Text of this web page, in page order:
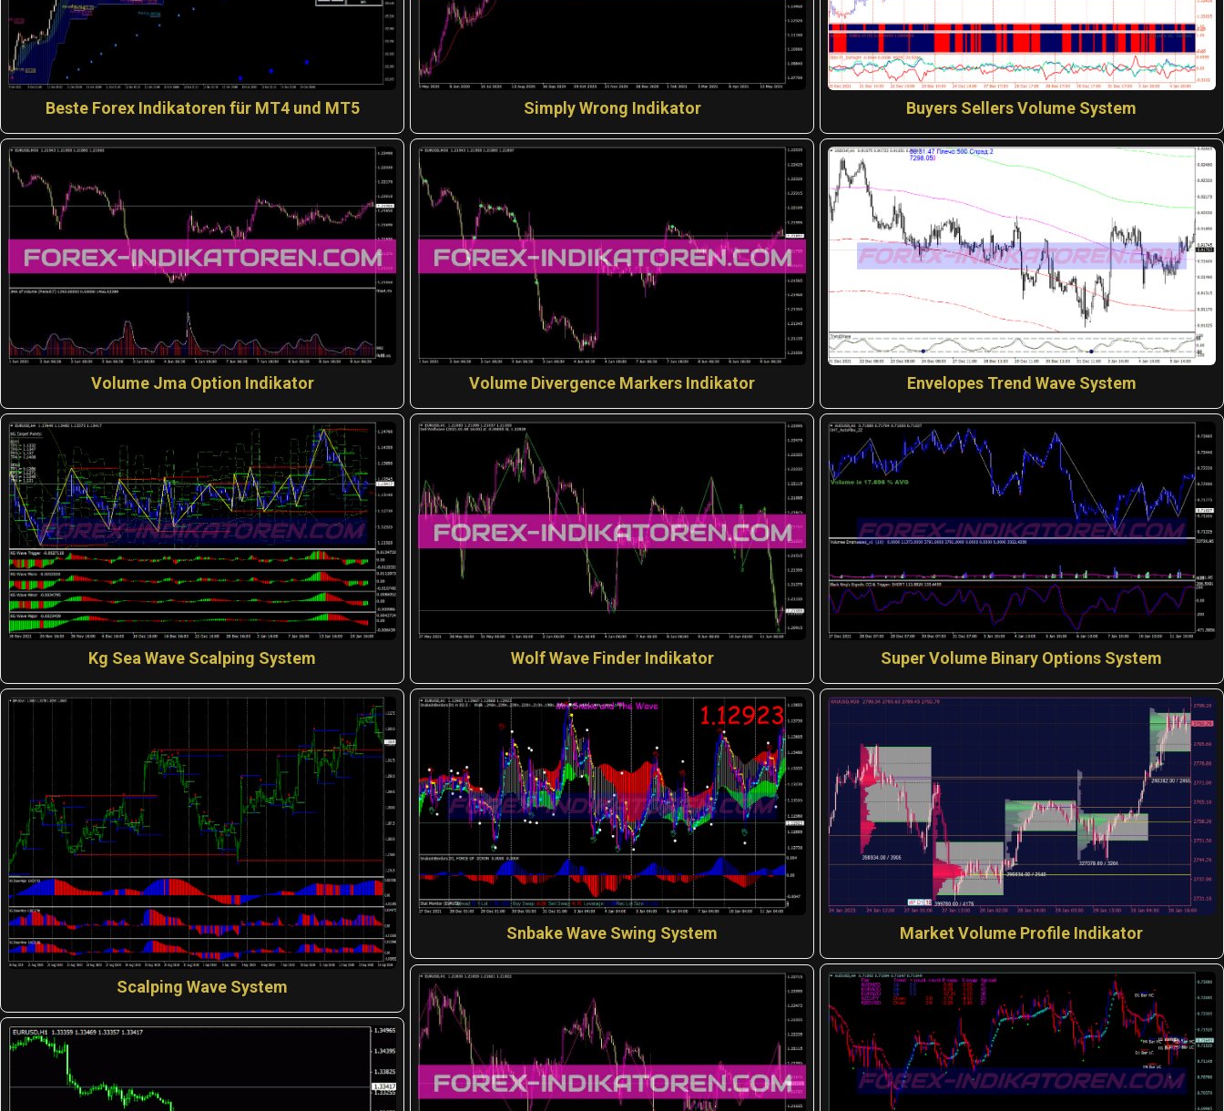
Beste Forex Indikatoren für MT4 und MT5
Volume Jma Option Indikator
Kg Sea Wave Scalping System
Scalping Wave System
Simply Wrong Indikator
Volume Divergence Markers Indikator
Wolf Wave Finder Indikator
Snbake Wave Swing System
Buyers Sellers Volume System
Envelopes Trend Wave System
Super Volume Binary Options System
Market Volume Profile Indikator